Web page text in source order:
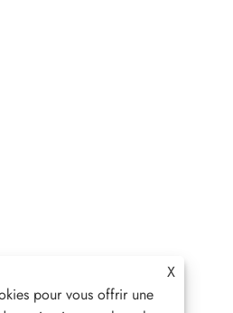
X
pour vous offrir une